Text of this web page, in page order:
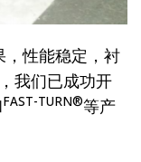
性能稳定，衬
我们已成功开
FAST-TURN®等产